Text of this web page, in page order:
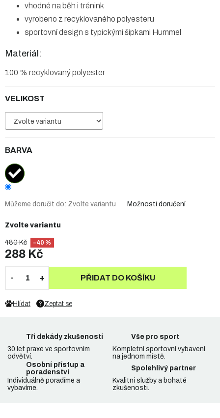
480 Kč –40 %
288 Kč
Zvolte variantu
VELIKOST
BARVA
Můžeme doručit do: Zvolte variantu Možnosti doručení
PŘIDAT DO KOŠÍKU
vhodné na běh i trénink
vyrobeno z recyklovaného polyesteru
sportovní design s typickými šipkami Hummel
Materiál:
100 % recyklovaný polyester
Zeptat se
Hlídat
Tři dekády zkušeností
30 let praxe ve sportovním
odvětví.
Vše pro sport
Kompletní sportovní vybavení
na jednom místě.
Osobní přístup a
poradenství
Individuálně poradíme a
vybavíme.
Spolehlivý partner
Kvalitní služby a bohaté
zkušenosti.